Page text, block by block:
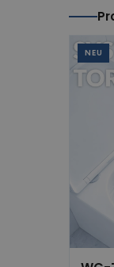
NEU